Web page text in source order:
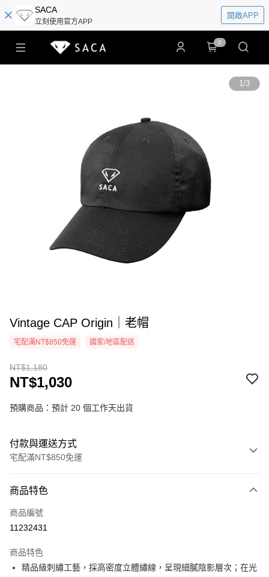
SACA
立刻使用官方APP
開啟APP
0
1/3
Vintage CAP Origin｜老帽
宅配滿NT$850免運 國家/地區配送
NT$1,180
NT$1,030
預購商品：預計 20 個工作天出貨
付款與運送方式
宅配滿NT$850免運
信用卡一次付款
悠遊付
運送方式
宅配
商品特色
商品編號
11232431
商品特色
精品級刺繡工藝，採高密度立體繡線，呈現細膩陰影層次；在光